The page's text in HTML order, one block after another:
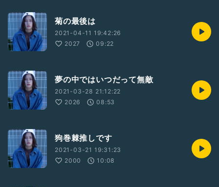
菊の最後は
2021-04-11 19:42:26
2027
09:22
夢の中ではいつだって無敵
2021-03-28 21:12:22
2026
08:53
狗巻棘推しです
2021-03-21 19:31:23
2000
10:08